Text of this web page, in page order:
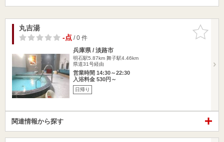
お気に入
りに追加
丸吉湯
-点/ 0 件
兵庫県 / 淡路市
明石駅5.87km 舞子駅4.46km
県道31号経由
営業時間 14:30～22:30
入浴料金 530円～
日帰り
関連情報から探す